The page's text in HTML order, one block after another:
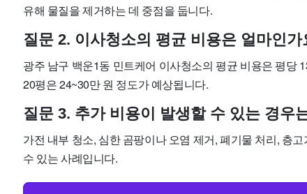
유해 물질을 제거하는 데 중점을 둡니다.
질문 2. 이사청소의 평균 비용은 얼마인가
광주 남구 백운1동 민트케어 이사청소의 평균 비용은 평당
20평은 24~30만 원 정도가 예상됩니다.
질문 3. 추가 비용이 발생할 수 있는 경우
가전 내부 청소, 심한 곰팡이나 오염 제거, 폐기물 처리, 층
수 있는 사례입니다.